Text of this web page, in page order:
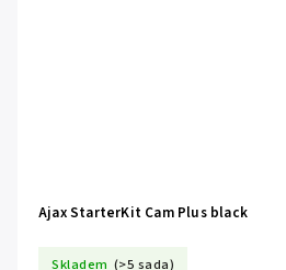
Ajax StarterKit Cam Plus black
Skladem (>5 sada)